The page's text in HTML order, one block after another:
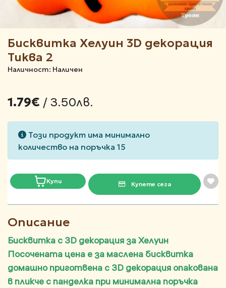
Бисквитка Хелуин 3D декорация
Тиква 2
Наличност: Наличен
1.79€ / 3.50лв.
Този продукт има минимално
количество на поръчка 15
Купи Купете сега
Описание
Бисквитка с 3D декорация за Хелуин
Посочената цена е за маслена бисквитка
домашно приготвена с 3D декорация опакована
в пликче с панделка при минимална поръчка